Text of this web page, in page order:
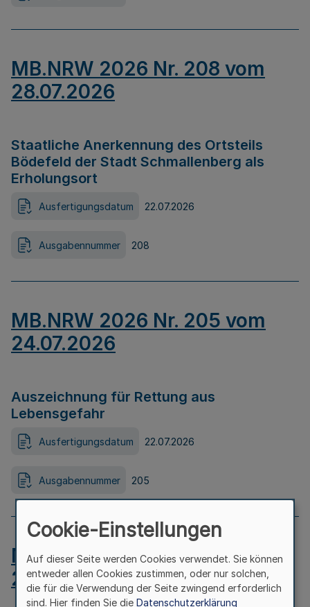
MB.NRW 2026 Nr. 208 vom
28.07.2026
Staatliche Anerkennung des Ortsteils
Bödefeld der Stadt Schmallenberg als
Erholungsort
Ausfertigungsdatum 22.07.2026
Ausgabennummer 208
MB.NRW 2026 Nr. 205 vom
24.07.2026
Auszeichnung für Rettung aus
Lebensgefahr
Ausfertigungsdatum 22.07.2026
Ausgabennummer 205
MB.NRW 2026 Nr. 204 vom
24.07.2026
Cookie-Einstellungen
Auf dieser Seite werden Cookies verwendet. Sie können
entweder allen Cookies zustimmen, oder nur solchen,
die für die Verwendung der Seite zwingend erforderlich
sind. Hier finden Sie die Datenschutzerklärung